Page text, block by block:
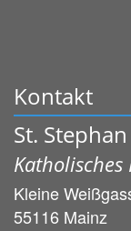
Kontakt
St.
Kleine
55116 Mainz